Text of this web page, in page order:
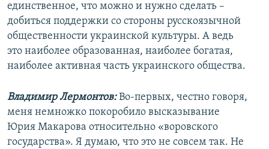
единственное, что можно и нужно сделать –
добиться поддержки со стороны русскоязычной
общественности украинской культуры. А ведь
это наиболее образованная, наиболее богатая,
наиболее активная часть украинского общества.
Владимир Лермонтов:Во-первых, честно говоря,
меня немножко покоробило высказывание
Юрия Макарова относительно «воровского
государства». Я думаю, что это не совсем так. Не